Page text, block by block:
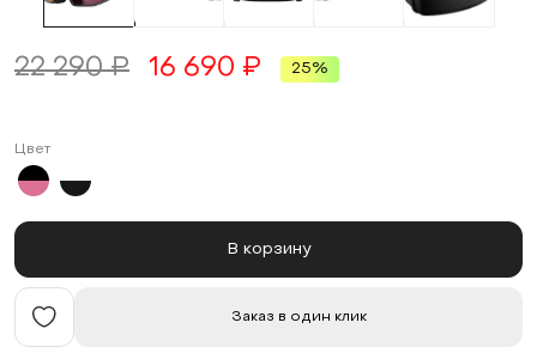
22 290 ₽ 16 690 ₽ 25%
Цвет
В корзину
Заказ в один клик